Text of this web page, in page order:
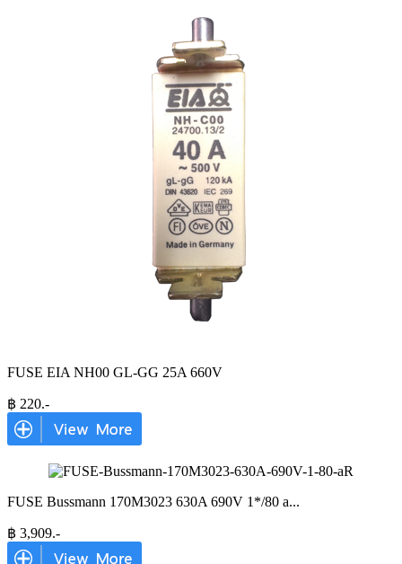
FUSE EIA NH00 GL-GG 25A 660V
฿ 220.-
FUSE Bussmann 170M3023 630A 690V 1*/80 a...
฿ 3,909.-